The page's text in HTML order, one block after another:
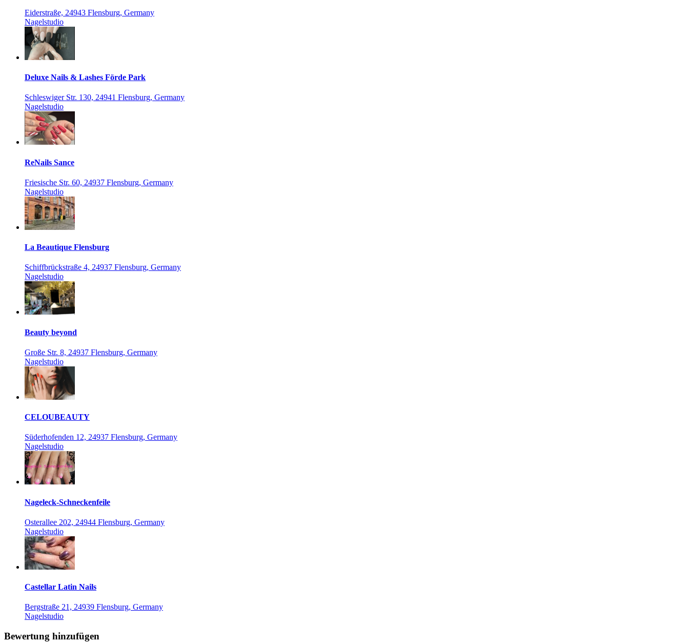
Eiderstraße, 24943 Flensburg, Germany
Nagelstudio
Deluxe Nails & Lashes Förde Park
Schleswiger Str. 130, 24941 Flensburg, Germany
Nagelstudio
ReNails Sance
Friesische Str. 60, 24937 Flensburg, Germany
Nagelstudio
La Beautique Flensburg
Schiffbrückstraße 4, 24937 Flensburg, Germany
Nagelstudio
Beauty beyond
Große Str. 8, 24937 Flensburg, Germany
Nagelstudio
CELOUBEAUTY
Süderhofenden 12, 24937 Flensburg, Germany
Nagelstudio
Nageleck-Schneckenfeile
Osterallee 202, 24944 Flensburg, Germany
Nagelstudio
Castellar Latin Nails
Bergstraße 21, 24939 Flensburg, Germany
Nagelstudio
Bewertung hinzufügen